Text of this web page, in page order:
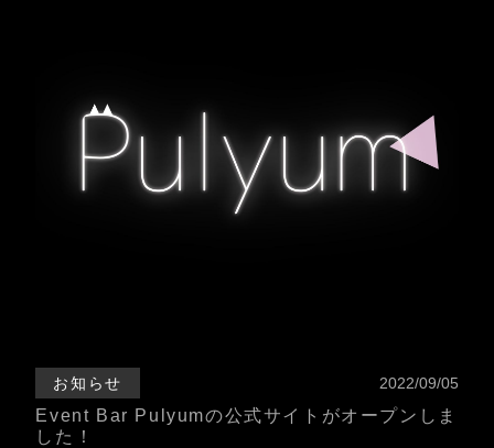
お知らせ 2022/09/05
Event Bar Pulyumの公式サイトがオープンしま
した！